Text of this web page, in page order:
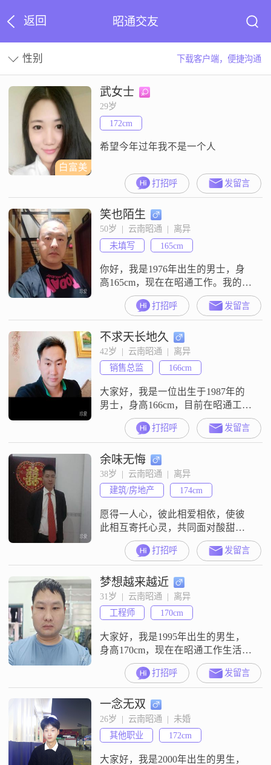
返回 昭通交友
性别 下载客户端，便捷沟通
白富美
武女士
29岁
172cm
希望今年过年我不是一个人
打招呼 发留言
笑也陌生
50岁  |  云南昭通  |  离异
未填写
165cm
你好，我是1976年出生的男士，身
高165cm，现在在昭通工作。我的学
历是高中及以下，月收入在3001到
5000元之间。我这个人性格比较稳
重可靠，平时随和也比较好相处，
做人做事都真诚可靠。我不太会说
什么漂亮话，就是觉得过日子实实
在在最重要。我目前生活在昭通，
工作收入比较稳定，虽然没有特别
高的学历，但一直都在踏踏实实做
事
打招呼 发留言
不求天长地久
42岁  |  云南昭通  |  离异
销售总监
166cm
大家好，我是一位出生于1987年的
男士，身高166cm，目前在昭通工
作。我的月收入在8001到12000元之
间，虽然学历是高中及以下，但我
一直保持着积极向上的生活态度。
我认为自己是一个成熟稳重的人，
性格随和，容易相处。在我的价值
观里，家庭是非常重要的，我会为
了家庭的幸福而努力工作。我自信
果断，有很强的责任感和担当精
神。
打招呼 发留言
余味无悔
38岁  |  云南昭通  |  离异
建筑/房地产
174cm
愿得一人心，彼此相爱相依，使彼
此相互寄托心灵，共同面对酸甜苦
辣，共同面对风雨，齐心协力打造
幸福美满的港湾，使漂浮不定的心
回归温馨家园
打招呼 发留言
梦想越来越近
31岁  |  云南昭通  |  离异
工程师
170cm
大家好，我是1995年出生的男生，
身高170cm，现在在昭通工作生活
##3002##我的学历是大专，月收入
在8001到12000元之间##3002##关于
我的性格，大家平时评价我是个随
和易相处的人，平时心态比较乐观
积极，做人真诚可靠##3002##我自
认情绪比较稳定，平时不拘小节，
是个包容理解的人##3002##在生活
打招呼 发留言
一念无双
26岁  |  云南昭通  |  未婚
其他职业
172cm
大家好，我是2000年出生的男生，